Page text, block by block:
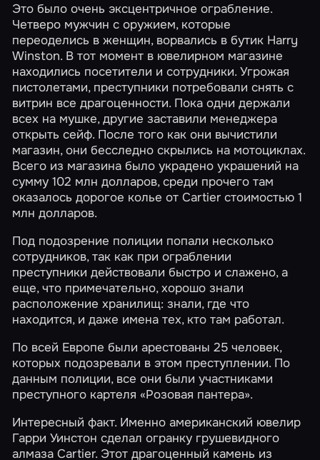
Это было очень эксцентричное ограбление.
Четверо мужчин с оружием, которые
переоделись в женщин, ворвались в бутик Harry
Winston. В тот момент в ювелирном магазине
находились посетители и сотрудники. Угрожая
пистолетами, преступники потребовали снять с
витрин все драгоценности. Пока одни держали
всех на мушке, другие заставили менеджера
открыть сейф. После того как они вычистили
магазин, они бесследно скрылись на мотоциклах.
Всего из магазина было украдено украшений на
сумму 102 млн долларов, среди прочего там
оказалось дорогое колье от Cartier стоимостью 1
млн долларов.
Под подозрение полиции попали несколько
сотрудников, так как при ограблении
преступники действовали быстро и слажено, а
еще, что примечательно, хорошо знали
расположение хранилищ: знали, где что
находится, и даже имена тех, кто там работал.
По всей Европе были арестованы 25 человек,
которых подозревали в этом преступлении. По
данным полиции, все они были участниками
преступного картеля «Розовая пантера».
Интересный факт. Именно американский ювелир
Гарри Уинстон сделал огранку грушевидного
алмаза Cartier. Этот драгоценный камень из